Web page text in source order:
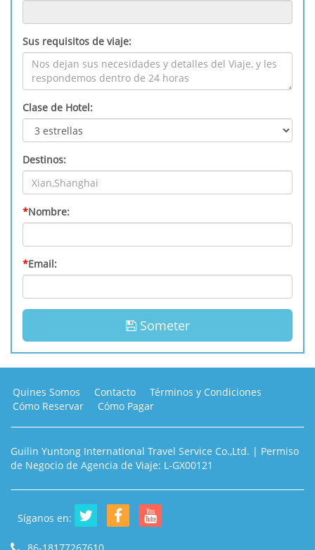
Sus requisitos de viaje:
Clase de Hotel:
Destinos:
*Nombre:
*Email:
Someter
Quines Somos Contacto
Términos y Condiciones
Cómo Reservar
Cómo Pagar
Guilin Yuntong International Travel Service Co.,Ltd. | Permiso
de Negocio de Agencia de Viaje: L-GX00121
Síganos en: